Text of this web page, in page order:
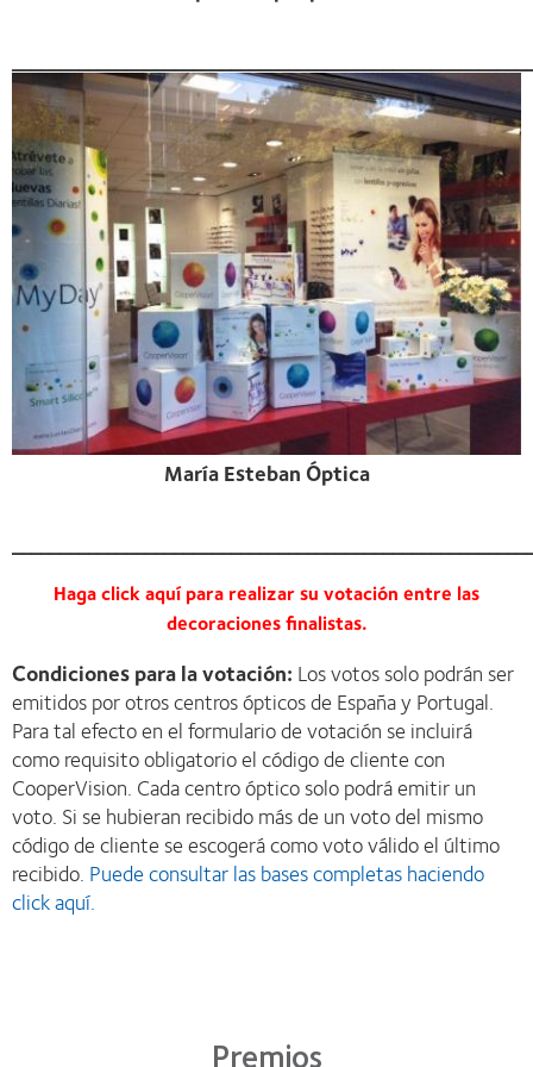
María Esteban Óptica
Haga click aquí para realizar su votación entre las
decoraciones finalistas.
Condiciones para la votación: Los votos solo podrán ser
emitidos por otros centros ópticos de España y Portugal.
Para tal efecto en el formulario de votación se incluirá
como requisito obligatorio el código de cliente con
CooperVision. Cada centro óptico solo podrá emitir un
voto. Si se hubieran recibido más de un voto del mismo
código de cliente se escogerá como voto válido el último
recibido. Puede consultar las bases completas haciendo
click aquí.
Premios